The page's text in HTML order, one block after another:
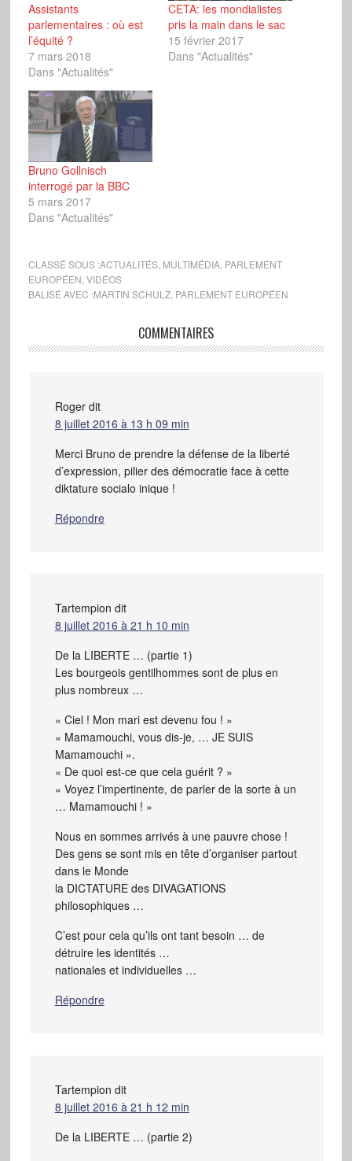
Assistants
parlementaires : où est
l’équité ?
7 mars 2018
Dans "Actualités"
CETA: les mondialistes
pris la main dans le sac
15 février 2017
Dans "Actualités"
Bruno Gollnisch
interrogé par la BBC
5 mars 2017
Dans "Actualités"
CLASSÉ SOUS :ACTUALITÉS, MULTIMÉDIA, PARLEMENT
EUROPÉEN VIDÉOS
BALISÉ AVEC :MARTIN SCHULZ, PARLEMENT EUROPÉEN
COMMENTAIRES
Roger dit
8 juillet 2016 à 13 h 09 min
Merci Bruno de prendre la défense de la liberté
d’expression, pilier des démocratie face à cette
diktature socialo inique !
Répondre
Tartempion dit
8 juillet 2016 à 21 h 10 min
De la LIBERTE … (partie 1)
Les bourgeois gentilhommes sont de plus en
plus nombreux …
« Ciel ! Mon mari est devenu fou ! »
« Mamamouchi, vous dis-je, … JE SUIS
Mamamouchi ».
« De quoi est-ce que cela guérit ? »
« Voyez l’impertinente, de parler de la sorte à un
… Mamamouchi ! »
Nous en sommes arrivés à une pauvre chose !
Des gens se sont mis en tête d’organiser partout
dans le Monde
la DICTATURE des DIVAGATIONS
philosophiques …
C’est pour cela qu’ils ont tant besoin … de
détruire les identités …
nationales et individuelles …
Répondre
Tartempion dit
8 juillet 2016 à 21 h 12 min
De la LIBERTE … (partie 2)